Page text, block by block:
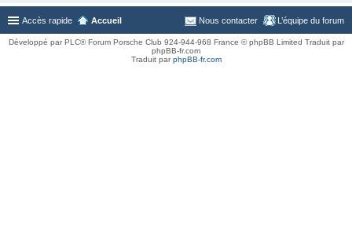
Accès rapide Accueil L’équipe du forum
Nous contacter
Développé par PLC® Forum Porsche Club 924-944-968 France © phpBB Limited Traduit par
phpBB-fr.com
Traduit parphpBB-fr.com